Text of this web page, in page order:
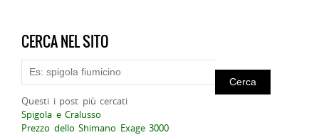
CERCA NEL SITO
Questi i post più cercati
Spigola e Cralusso
Prezzo dello Shimano Exage 3000